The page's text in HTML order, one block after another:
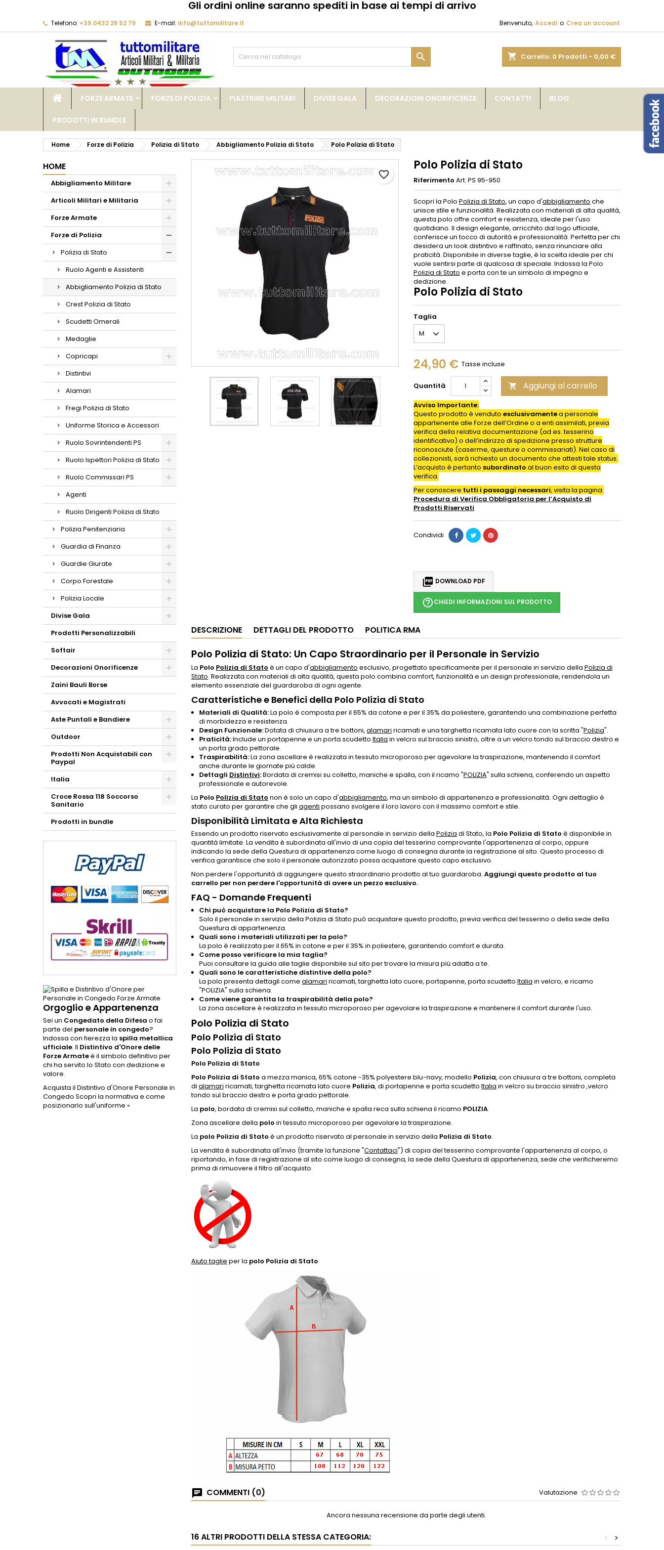
Gli ordini online saranno spediti in base ai tempi di arrivo
Telefono: +39.0432 29 52 79 E-mail: info@tuttomilitare.it Benvenuto, Accedi o Crea un account
shopping_cart Carrello: 0 Prodotti - 0,00 €

FORZE ARMATE FORZE DI POLIZIA PIASTRINE MILITARI DIVISE GALA DECORAZIONI ONORIFICENZE CONTATTI BLOG
PRODOTTI IN BUNDLE
Home Forze di Polizia Polizia di Stato Abbigliamento Polizia di Stato Polo Polizia di Stato
HOME
Abbigliamento Militare
Articoli Militari e Militaria
Forze Armate
Forze di Polizia
Polizia di Stato
Ruolo Agenti e Assistenti
Abbigliamento Polizia di Stato
Crest Polizia di Stato
Scudetti Omerali
Medaglie
Copricapi
Distintivi
Alamari
Fregi Polizia di Stato
Uniforme Storica e Accessori
Ruolo Sovrintendenti PS
Ruolo Ispettori Polizia di Stato
Ruolo Commissari PS
Agenti
Ruolo Dirigenti Polizia di Stato
Polizia Penitenziaria
Guardia di Finanza
Guardie Giurate
Corpo Forestale
Polizia Locale
Divise Gala
Prodotti Personalizzabili
Softair
Decorazioni Onorificenze
Zaini Bauli Borse
Avvocati e Magistrati
Aste Puntali e Bandiere
Outdoor
Prodotti Non Acquistabili con
Paypal
Italia
Croce Rossa 118 Soccorso
Sanitario
Prodotti in bundle
Orgoglio e Appartenenza
Sei un Congedato della Difesa o fai
parte del personale in congedo?
Indossa con fierezza la spilla metallica
ufficiale. Il Distintivo d'Onore delle
Forze Armateè il simbolo definitivo per
chi ha servito lo Stato con dedizione e
valore.
Acquista il Distintivo d'Onore Personale in
Congedo Scopri la normativa e come
posizionarlo sull'uniforme »
Polo Polizia di Stato
Riferimento Art. PS 95-950
Scopri la Polo Polizia di Stato, un capo d'abbigliamento che
unisce stile e funzionalità. Realizzata con materiali di alta qualità,
questa polo offre comfort e resistenza, ideale per l'uso
quotidiano. Il design elegante, arricchito dal logo ufficiale,
conferisce un tocco di autorità e professionalità. Perfetta per chi
desidera un look distintivo e raffinato, senza rinunciare alla
praticità. Disponibile in diverse taglie, è la scelta ideale per chi
vuole sentirsi parte di qualcosa di speciale. Indossa la Polo
Polizia di Stato e porta con te un simbolo di impegno e
dedizione.
Polo Polizia di Stato
Taglia
24,90 € Tasse incluse
Quantità  Aggiungi al carrello
favorite_border
Avviso Importante:
Questo prodotto è venduto esclusivamentea personale
appartenente alle Forze dell’Ordine o a enti assimilati, previa
verifica della relativa documentazione (ad es. tesserino
identificativo) o dell’indirizzo di spedizione presso strutture
riconosciute (caserme, questure o commissariati). Nel caso di
collezionisti, sarà richiesto un documento che attesti tale status.
L’acquisto è pertanto subordinato al buon esito di questa
verifica.
Per conoscere tutti i passaggi necessari, visita la pagina:
Procedura di Verifica Obbligatoria per l’Acquisto di
Prodotti Riservati
Condividi
 DOWNLOAD PDF
help_outlineCHIEDI INFORMAZIONI SUL PRODOTTO
DESCRIZIONE DETTAGLI DEL PRODOTTO POLITICA RMA
Polo Polizia di Stato: Un Capo Straordinario per il Personale in Servizio
La Polo Polizia di Stato è un capo d'abbigliamento esclusivo, progettato specificamente per il personale in servizio della Polizia di
Stato. Realizzata con materiali di alta qualità, questa polo combina comfort, funzionalità e un design professionale, rendendola un
elemento essenziale del guardaroba di ogni agente.
Caratteristiche e Benefici della Polo Polizia di Stato
Materiali di Qualità:La polo è composta per il 65% da cotone e per il 35% da poliestere, garantendo una combinazione perfetta
di morbidezza e resistenza.
Design Funzionale:Dotata di chiusura a tre bottoni, alamari ricamati e una targhetta ricamata lato cuore con la scritta "Polizia".
Praticità:Include un portapenne e un porta scudetto Italia in velcro sul braccio sinistro, oltre a un velcro tondo sul braccio destro e
un porta grado pettorale.
Traspirabilità:La zona ascellare è realizzata in tessuto microporoso per agevolare la traspirazione, mantenendo il comfort
anche durante le giornate più calde.
Dettagli Distintivi:Bordata di cremisi su colletto, maniche e spalla, con il ricamo "POLIZIA" sulla schiena, conferendo un aspetto
professionale e autorevole.
La Polo Polizia di Stato non è solo un capo d'abbigliamento, ma un simbolo di appartenenza e professionalità. Ogni dettaglio è
stato curato per garantire che gli agenti possano svolgere il loro lavoro con il massimo comfort e stile.
Disponibilità Limitata e Alta Richiesta
Essendo un prodotto riservato esclusivamente al personale in servizio della Polizia di Stato, la Polo Polizia di Stato è disponibile in
quantità limitate. La vendita è subordinata all'invio di una copia del tesserino comprovante l'appartenenza al corpo, oppure
indicando la sede della Questura di appartenenza come luogo di consegna durante la registrazione al sito. Questo processo di
verifica garantisce che solo il personale autorizzato possa acquistare questo capo esclusivo.
Non perdere l'opportunità di aggiungere questo straordinario prodotto al tuo guardaroba. Aggiungi questo prodotto al tuo
carrello per non perdere l'opportunità di avere un pezzo esclusivo.
FAQ - Domande Frequenti
Chi può acquistare la Polo Polizia di Stato?
Solo il personale in servizio della Polizia di Stato può acquistare questo prodotto, previa verifica del tesserino o della sede della
Questura di appartenenza.
Quali sono i materiali utilizzati per la polo?
La polo è realizzata per il 65% in cotone e per il 35% in poliestere, garantendo comfort e durata.
Come posso verificare la mia taglia?
Puoi consultare la guida alle taglie disponibile sul sito per trovare la misura più adatta a te.
Quali sono le caratteristiche distintive della polo?
La polo presenta dettagli come alamari ricamati, targhetta lato cuore, portapenne, porta scudetto Italia in velcro, e ricamo
"POLIZIA" sulla schiena.
Come viene garantita la traspirabilità della polo?
La zona ascellare è realizzata in tessuto microporoso per agevolare la traspirazione e mantenere il comfort durante l'uso.
Polo Polizia di Stato
Polo Polizia di Stato
Polo Polizia di Stato
Polo Polizia di Stato
Polo Polizia di Stato a mezza manica, 65% cotone -35% polyestere blu-navy, modello Polizia, con chiusura a tre bottoni, completa
di alamari ricamati, targhetta ricamata lato cuore Polizia, di portapenne e porta scudetto Italia in velcro su braccio sinistro ,velcro
tondo sul braccio destro e porta grado pettorale.
La polo, bordata di cremisi sul colletto, maniche e spalla reca sulla schiena il ricamo POLIZIA.
Zona ascellare della polo in tessuto microporoso per agevolare la traspirazione.
La polo Polizia di Stato è un prodotto riservato al personale in servizio della Polizia di Stato.
La vendita è subordinata all'invio (tramite la funzione "Contattaci") di copia del tesserino comprovante l'appartenenza al corpo, o
riportando, in fase di registrazione al sito come luogo di consegna, la sede della Questura di appartenenza, sede che verificheremo
prima di rimuovere il filtro all'acquisto.
Aiuto taglie per la polo Polizia di Stato
COMMENTI (0) Valutazione
Ancora nessuna recensione da parte degli utenti.
16 ALTRI PRODOTTI DELLA STESSA CATEGORIA: >
<
My wishlists ×
Create new list
Crea lista dei desideri ×
Nome lista dei desideri
Accedi ×
Devi avere effettuato l'accesso per salvare dei prodotti nella tua lista
Annulla Accedi